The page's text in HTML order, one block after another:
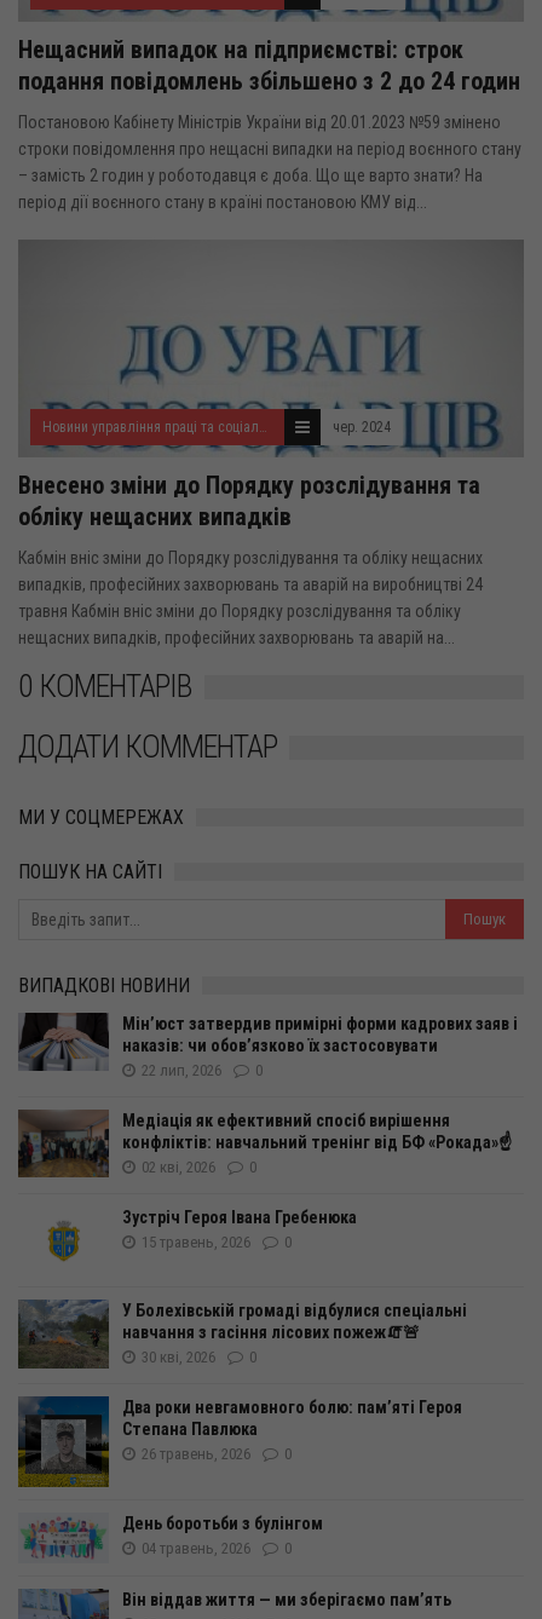
Нещасний випадок на підприємстві: строк
подання повідомлень збільшено з 2 до 24 годин
Постановою Кабінету Міністрів України від 20.01.2023 №59 змінено
строки повідомлення про нещасні випадки на період воєнного стану
– замість 2 годин у роботодавця є доба. Що ще варто знати? На
період дії воєнного стану в країні постановою КМУ від...
Новини управління праці та соціального захисту населення чер. 2024
Внесено зміни до Порядку розслідування та
обліку нещасних випадків
Кабмін вніс зміни до Порядку розслідування та обліку нещасних
випадків, професійних захворювань та аварій на виробництві 24
травня Кабмін вніс зміни до Порядку розслідування та обліку
нещасних випадків, професійних захворювань та аварій на...
0 КОМЕНТАРІВ
ДОДАТИ КОММЕНТАР
МИ У СОЦМЕРЕЖАХ
ПОШУК НА САЙТІ
ВИПАДКОВІ НОВИНИ
Мін’юст затвердив примірні форми кадрових заяв і
наказів: чи обов’язково їх застосовувати
22 лип, 2026 0
Медіація як ефективний спосіб вирішення
конфліктів: навчальний тренінг від БФ «Рокада»☝️
02 кві, 2026 0
Зустріч Героя Івана Гребенюка
15 травень, 2026 0
У Болехівській громаді відбулися спеціальні
навчання з гасіння лісових пожеж🧯🚨
30 кві, 2026 0
Два роки невгамовного болю: пам’яті Героя
Степана Павлюка
26 травень, 2026 0
День боротьби з булінгом
04 травень, 2026 0
Він віддав життя — ми зберігаємо пам’ять